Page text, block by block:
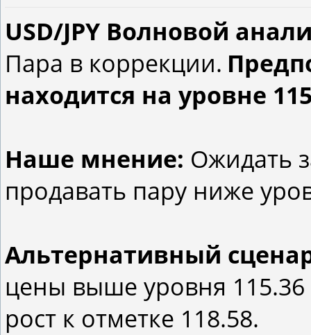
USD/JPY Волновой
Пара в коррекции.
находится на уровне
Наше мнение: Ожидать
продавать пару ниже
Альтернативный
цены выше уровня
рост к отметке 118.58.